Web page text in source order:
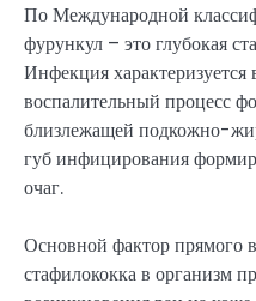
По Международной
фурункул – это глубокая
Инфекция характеризуется
воспалительный процесс
близлежащей подкожно-
губ инфицирования
очаг.
Основной фактор прямого
стафилококка в организм